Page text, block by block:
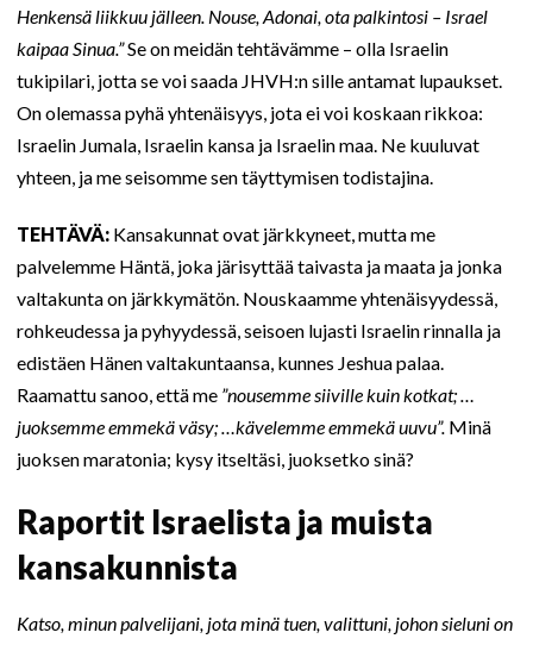
Henkensä liikkuu jälleen. Nouse, Adonai, ota palkintosi – Israel
kaipaa Sinua.”Se on meidän tehtävämme – olla Israelin
tukipilari, jotta se voi saada JHVH:n sille antamat lupaukset.
On olemassa pyhä yhtenäisyys, jota ei voi koskaan rikkoa:
Israelin Jumala, Israelin kansa ja Israelin maa. Ne kuuluvat
yhteen, ja me seisomme sen täyttymisen todistajina.
TEHTÄVÄ: Kansakunnat ovat järkkyneet, mutta me
palvelemme Häntä, joka järisyttää taivasta ja maata ja jonka
valtakunta on järkkymätön. Nouskaamme yhtenäisyydessä,
rohkeudessa ja pyhyydessä, seisoen lujasti Israelin rinnalla ja
edistäen Hänen valtakuntaansa, kunnes Jeshua palaa.
Raamattu sanoo, että me ”nousemme siiville kuin kotkat; …
juoksemme emmekä väsy; …kävelemme emmekä uuvu”. Minä
juoksen maratonia; kysy itseltäsi, juoksetko sinä?
Raportit Israelista ja muista
kansakunnista
Katso, minun palvelijani, jota minä tuen, valittuni, johon sieluni on